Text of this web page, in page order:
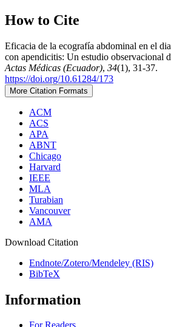
How to Cite
Eficacia de la ecografía abdominal en el
con apendicitis: Un estudio observacional
Actas Médicas (Ecuador), 34(1), 31-37.
https://doi.org/10.61284/173
More Citation Formats
ACM
ACS
APA
ABNT
Chicago
Harvard
IEEE
MLA
Turabian
Vancouver
AMA
Download Citation
Endnote/Zotero/Mendeley (RIS)
BibTeX
Information